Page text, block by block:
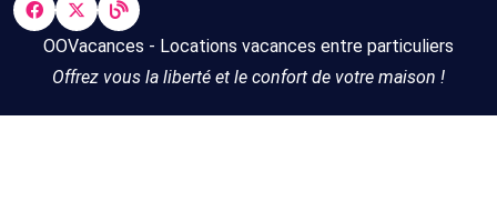
OOVacances - Locations vacances entre particuliers
Offrez vous la liberté et le confort de votre maison !